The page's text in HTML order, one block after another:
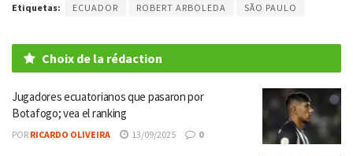
Etiquetas: ECUADOR ROBERT ARBOLEDA SÃO PAULO
Choix de la rédaction
Jugadores ecuatorianos que pasaron por
Botafogo; vea el ranking
POR RICARDO OLIVEIRA 13/09/2025 0